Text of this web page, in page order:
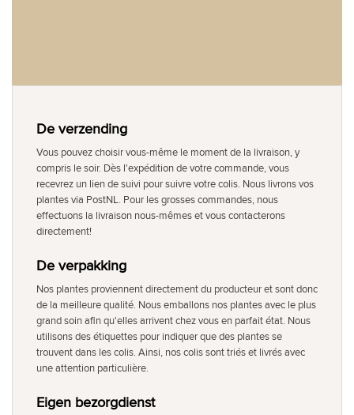
De verzending
Vous pouvez choisir vous-même le moment de la livraison, y
compris le soir. Dès l'expédition de votre commande, vous
recevrez un lien de suivi pour suivre votre colis. Nous livrons vos
plantes via PostNL. Pour les grosses commandes, nous
effectuons la livraison nous-mêmes et vous contacterons
directement!
De verpakking
Nos plantes proviennent directement du producteur et sont donc
de la meilleure qualité. Nous emballons nos plantes avec le plus
grand soin afin qu'elles arrivent chez vous en parfait état. Nous
utilisons des étiquettes pour indiquer que des plantes se
trouvent dans les colis. Ainsi, nos colis sont triés et livrés avec
une attention particulière.
Eigen bezorgdienst